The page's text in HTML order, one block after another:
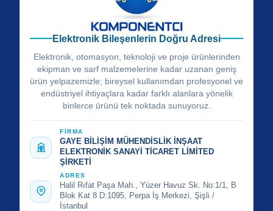
Elektronik Bileşenlerin Doğru Adresi
Elektronik, otomasyon, teknoloji ve proje ürünlerinden
ekipman ve sarf malzemelerine kadar uzanan geniş
ürün yelpazemizle; bireysel kullanımdan profesyonel ve
endüstriyel ihtiyaçlara kadar farklı alanlara yönelik
binlerce ürünü tek noktada sunuyoruz.
FİRMA
GAYE BİLİŞİM MÜHENDİSLİK İNŞAAT
ELEKTRONİK SANAYİ TİCARET LİMİTED
ŞİRKETİ
ADRES
Halil Rıfat Paşa Mah., Yüzer Havuz Sk. No:1/1, B
Blok Kat 8 D:1095, Perpa İş Merkezi, Şişli /
İstanbul